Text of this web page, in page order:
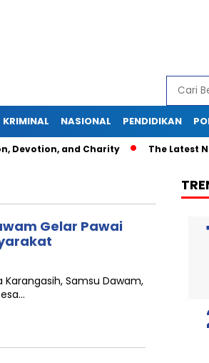
KRIMINAL NASIONAL PENDIDIKAN
and Charity The Latest
Gelar Pawai
Karangasih, Samsu Dawam,